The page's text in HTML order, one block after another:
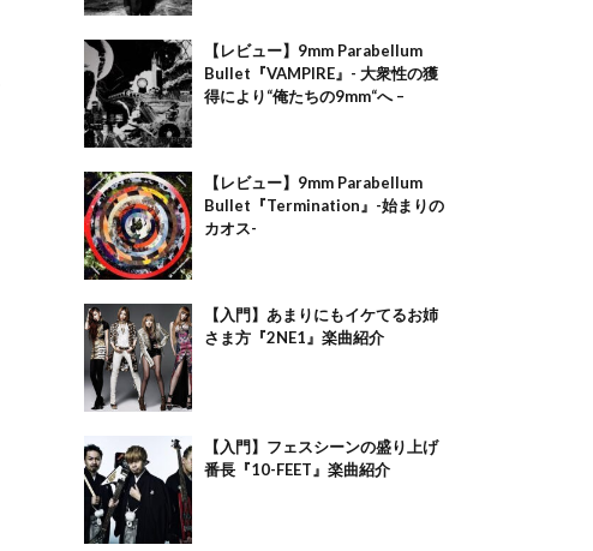
【レビュー】9mm Parabellum
Bullet『VAMPIRE』- 大衆性の獲
得により“俺たちの9mm“へ –
【レビュー】9mm Parabellum
Bullet『Termination』-始まりの
カオス-
【入門】あまりにもイケてるお姉
さま方『2NE1』楽曲紹介
【入門】フェスシーンの盛り上げ
番長『10-FEET』楽曲紹介